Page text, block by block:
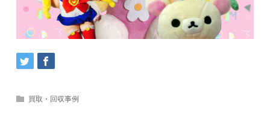
買取・回収事例